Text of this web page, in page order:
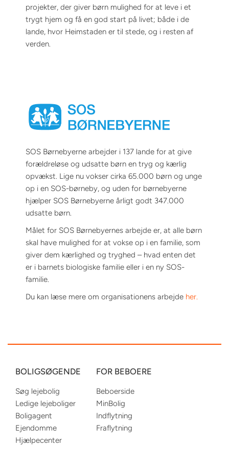
projekter, der giver børn mulighed for at leve i et
trygt hjem og få en god start på livet; både i de
lande, hvor Heimstaden er til stede, og i resten af
verden.
SOS Børnebyerne arbejder i 137 lande for at give
forældreløse og udsatte børn en tryg og kærlig
opvækst. Lige nu vokser cirka 65.000 børn og unge
op i en SOS-børneby, og uden for børnebyerne
hjælper SOS Børnebyerne årligt godt 347.000
udsatte børn.
Målet for SOS Børnebyernes arbejde er, at alle børn
skal have mulighed for at vokse op i en familie, som
giver dem kærlighed og tryghed – hvad enten det
er i barnets biologiske familie eller i en ny SOS-
familie.
Du kan læse mere om organisationens arbejde her.
BOLIGSØGENDE
Søg lejebolig
Ledige lejeboliger
Boligagent
Ejendomme
Hjælpecenter
FOR BEBOERE
Beboerside
MinBolig
Indflytning
Fraflytning